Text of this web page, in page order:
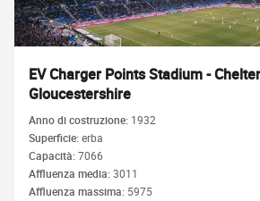
EV Charger Points Stadium -
Gloucestershire
Anno di costruzione: 1932
Superficie:erba
Capacità:7066
Affluenza media:3011
Affluenza massima: 5975